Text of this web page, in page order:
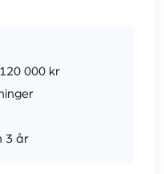
000 kr
3 år